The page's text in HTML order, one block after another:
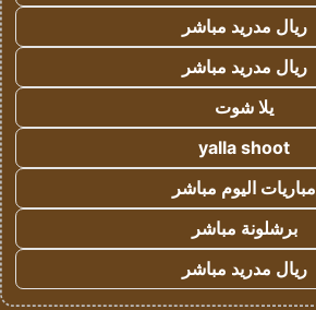
ريال مدريد مباشر
ريال مدريد مباشر
يلا شوت
yalla shoot
مباريات اليوم مباشر
برشلونة مباشر
ريال مدريد مباشر